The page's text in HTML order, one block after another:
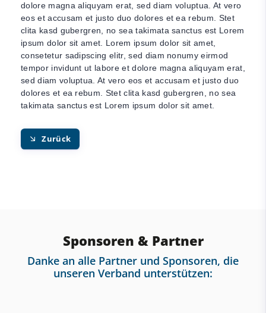
dolore magna aliquyam erat, sed diam voluptua. At vero
eos et accusam et justo duo dolores et ea rebum. Stet
clita kasd gubergren, no sea takimata sanctus est Lorem
ipsum dolor sit amet. Lorem ipsum dolor sit amet,
consetetur sadipscing elitr, sed diam nonumy eirmod
tempor invidunt ut labore et dolore magna aliquyam erat,
sed diam voluptua. At vero eos et accusam et justo duo
dolores et ea rebum. Stet clita kasd gubergren, no sea
takimata sanctus est Lorem ipsum dolor sit amet.
Zurück
Sponsoren & Partner
Danke an alle Partner und Sponsoren, die
unseren Verband unterstützen: